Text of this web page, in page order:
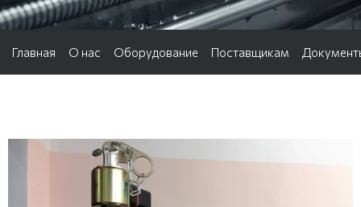
Главная О нас Оборудование Поставщикам